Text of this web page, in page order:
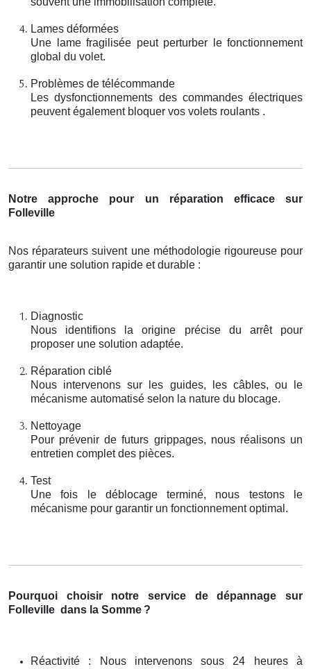
Lames déformées
Une lame fragilisée peut perturber le fonctionnement
global du volet.
Problèmes de télécommande
Les dysfonctionnements des commandes électriques
peuvent également bloquer vos volets roulants .
Notre approche pour un réparation efficace sur
Folleville
Nos réparateurs suivent une méthodologie rigoureuse pour
garantir une solution rapide et durable :
Diagnostic
Nous identifions la origine précise du arrêt pour
proposer une solution adaptée.
Réparation ciblé
Nous intervenons sur les guides, les câbles, ou le
mécanisme automatisé selon la nature du blocage.
Nettoyage
Pour prévenir de futurs grippages, nous réalisons un
entretien complet des pièces.
Test
Une fois le déblocage terminé, nous testons le
mécanisme pour garantir un fonctionnement optimal.
Pourquoi choisir notre service de dépannage sur
Folleville dans la Somme ?
Réactivité : Nous intervenons sous 24 heures à